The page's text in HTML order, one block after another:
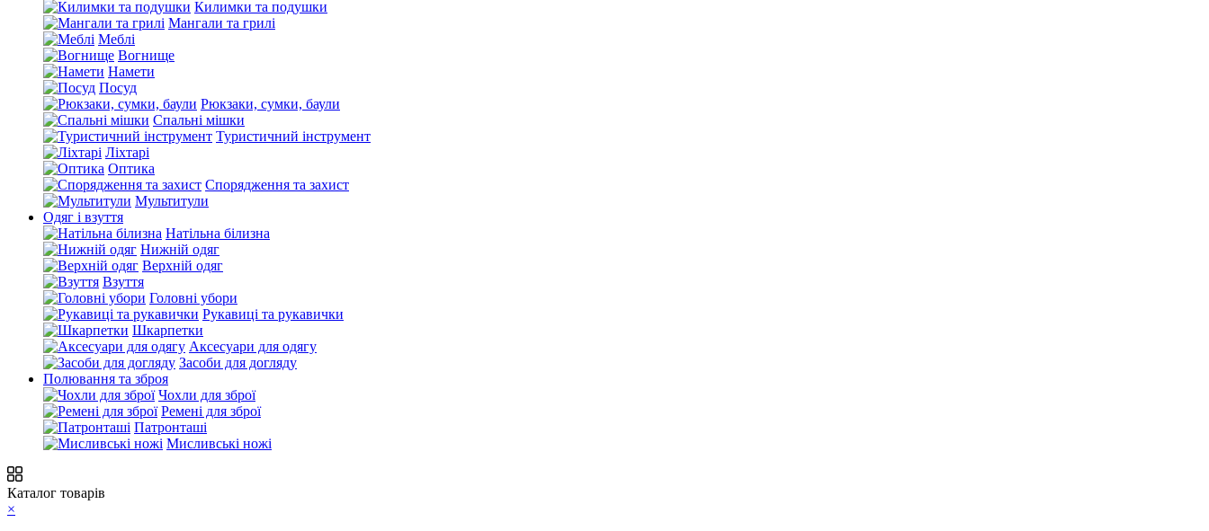
Килимки та подушки
Мангали та грилі
Меблі
Вогнище
Намети
Посуд
Рюкзаки, сумки, баули
Спальні мішки
Туристичний інструмент
Ліхтарі
Оптика
Спорядження та захист
Мультитули
Одяг і взуття
Натільна білизна
Нижній одяг
Верхній одяг
Взуття
Головні убори
Рукавиці та рукавички
Шкарпетки
Аксесуари для одягу
Засоби для догляду
Полювання та зброя
Чохли для зброї
Ремені для зброї
Патронташі
Мисливські ножі
Каталог товарів
×